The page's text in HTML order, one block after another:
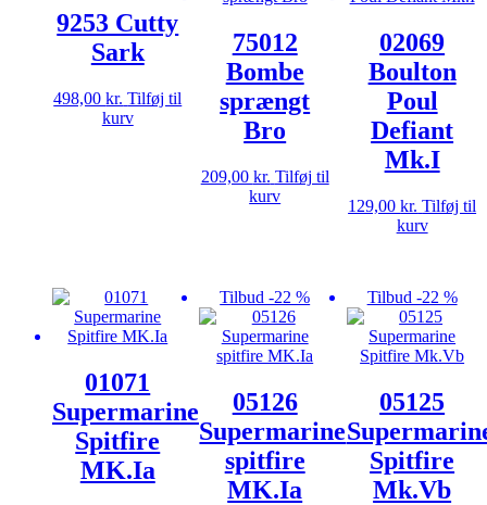
9253 Cutty
Sark
498,00kr. Tilføj til
kurv
75012
Bombe
sprængt
Bro
209,00 kr. Tilføj til
kurv
02069
Boulton
Poul
Defiant
Mk.I
129,00kr. Tilføj til
kurv
01071
Supermarine
Spitfire
MK.Ia
Tilbud -22 %
05126
Supermarine
spitfire
MK.Ia
Tilbud -22 %
05125
Spitfire
Mk.Vb